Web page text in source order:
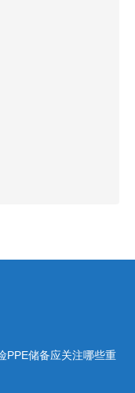
PPE储备应关注哪些重